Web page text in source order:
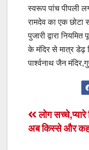
स्वरूप पांच पीपली
रामदेव का एक छोटा
पुजारी द्वारा
के मंदिर से मात्र डेढ़
पार्श्वनाथ जैन
Post
लोग
अब किस्से और